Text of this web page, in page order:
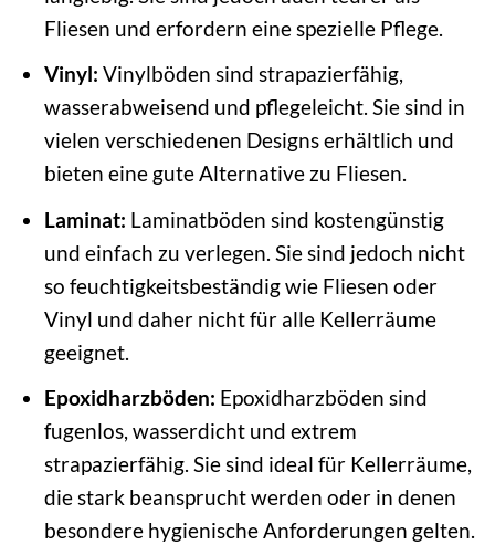
Fliesen und erfordern eine spezielle Pflege.
Vinyl: Vinylböden sind strapazierfähig,
wasserabweisend und pflegeleicht. Sie sind in
vielen verschiedenen Designs erhältlich und
bieten eine gute Alternative zu Fliesen.
Laminat: Laminatböden sind kostengünstig
und einfach zu verlegen. Sie sind jedoch nicht
so feuchtigkeitsbeständig wie Fliesen oder
Vinyl und daher nicht für alle Kellerräume
geeignet.
Epoxidharzböden: Epoxidharzböden sind
fugenlos, wasserdicht und extrem
strapazierfähig. Sie sind ideal für Kellerräume,
die stark beansprucht werden oder in denen
besondere hygienische Anforderungen gelten.